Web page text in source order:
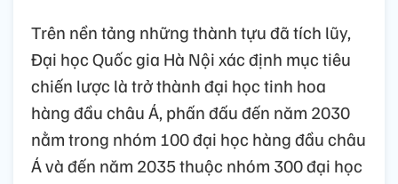
Trên nền tảng những thành tựu đã tích lũy,
Đại học Quốc gia Hà Nội xác định mục tiêu
chiến lược là trở thành đại học tinh hoa
hàng đầu châu Á, phấn đấu đến năm 2030
nằm trong nhóm 100 đại học hàng đầu châu
Á và đến năm 2035 thuộc nhóm 300 đại học